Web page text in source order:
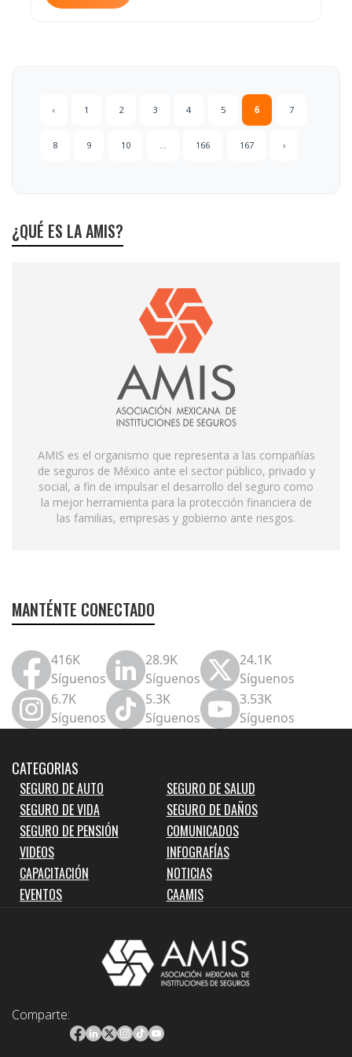
‹ 1 2 3 4 5 6 7
8 9 10 ... 166 167 ›
¿QUÉ ES LA AMIS?
AMIS es el organismo que representa a las compañías
de seguros de México ante el sector público, privado y
social, a fin de impulsar el desarrollo del seguro como
la mejor herramienta para la protección financiera de
las familias, empresas y gobierno ante riesgos.
MANTÉNTE CONECTADO
416K
Síguenos
28.9K
Síguenos
24.1K
Síguenos
6.7K
Síguenos
5.3K
Síguenos
3.53K
Síguenos
CATEGORIAS
SEGURO DE AUTO
SEGURO DE SALUD
SEGURO DE VIDA
SEGURO DE DAÑOS
SEGURO DE PENSIÓN
COMUNICADOS
VIDEOS
INFOGRAFÍAS
CAPACITACIÓN
NOTICIAS
EVENTOS
CAAMIS
Comparte: